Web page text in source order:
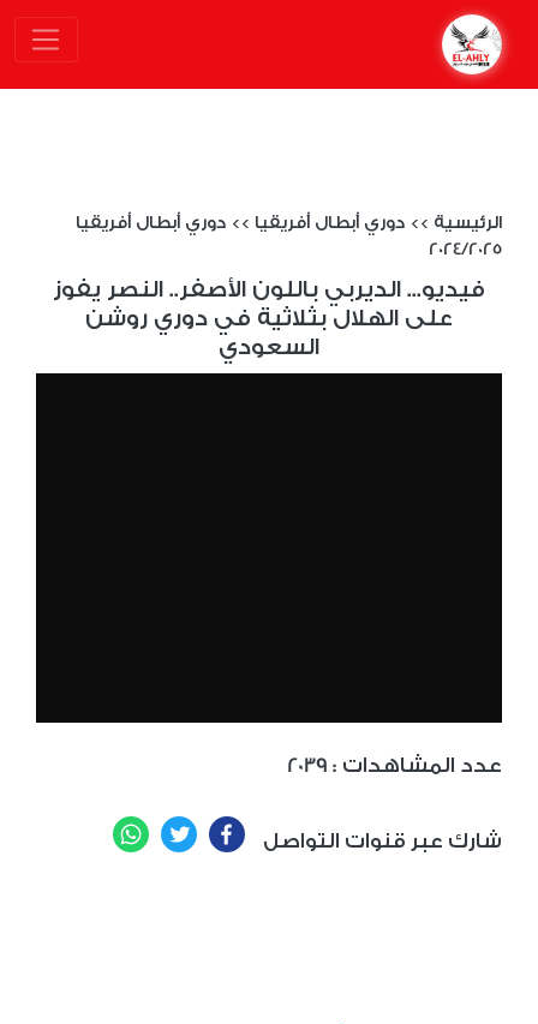
الرئيسية >> دوري أبطال أفريقيا >> دوري أبطال أفريقيا
2024/2025
فيديو... الديربي باللون الأصفر.. النصر يفوز
على الهلال بثلاثية في دوري روشن
السعودي
2039 : عدد المشاهدات
شارك عبر قنوات التواصل Facebook
Twitter